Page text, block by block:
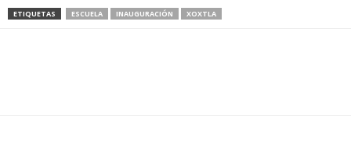
ETIQUETAS ESCUELA INAUGURACIÓN XOXTLA